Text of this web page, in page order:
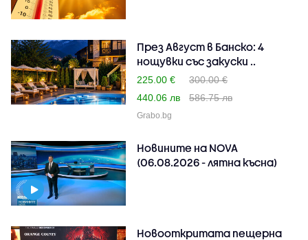
През Август в Банско: 4
нощувки със закуски ..
225.00 €
300.00 €
440.06 лв
586.75 лв
Grabo.bg
Новините на NOVA
(06.08.2026 - лятна късна)
Новооткритата пещерна